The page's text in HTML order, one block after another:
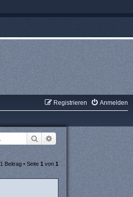
Anmelden
Registrieren
Suche
Erweiterte Suche
1 Beitrag • Seite1 von1